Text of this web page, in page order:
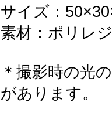
サイズ：
素材：ポリレ
＊撮影時の光
があります。